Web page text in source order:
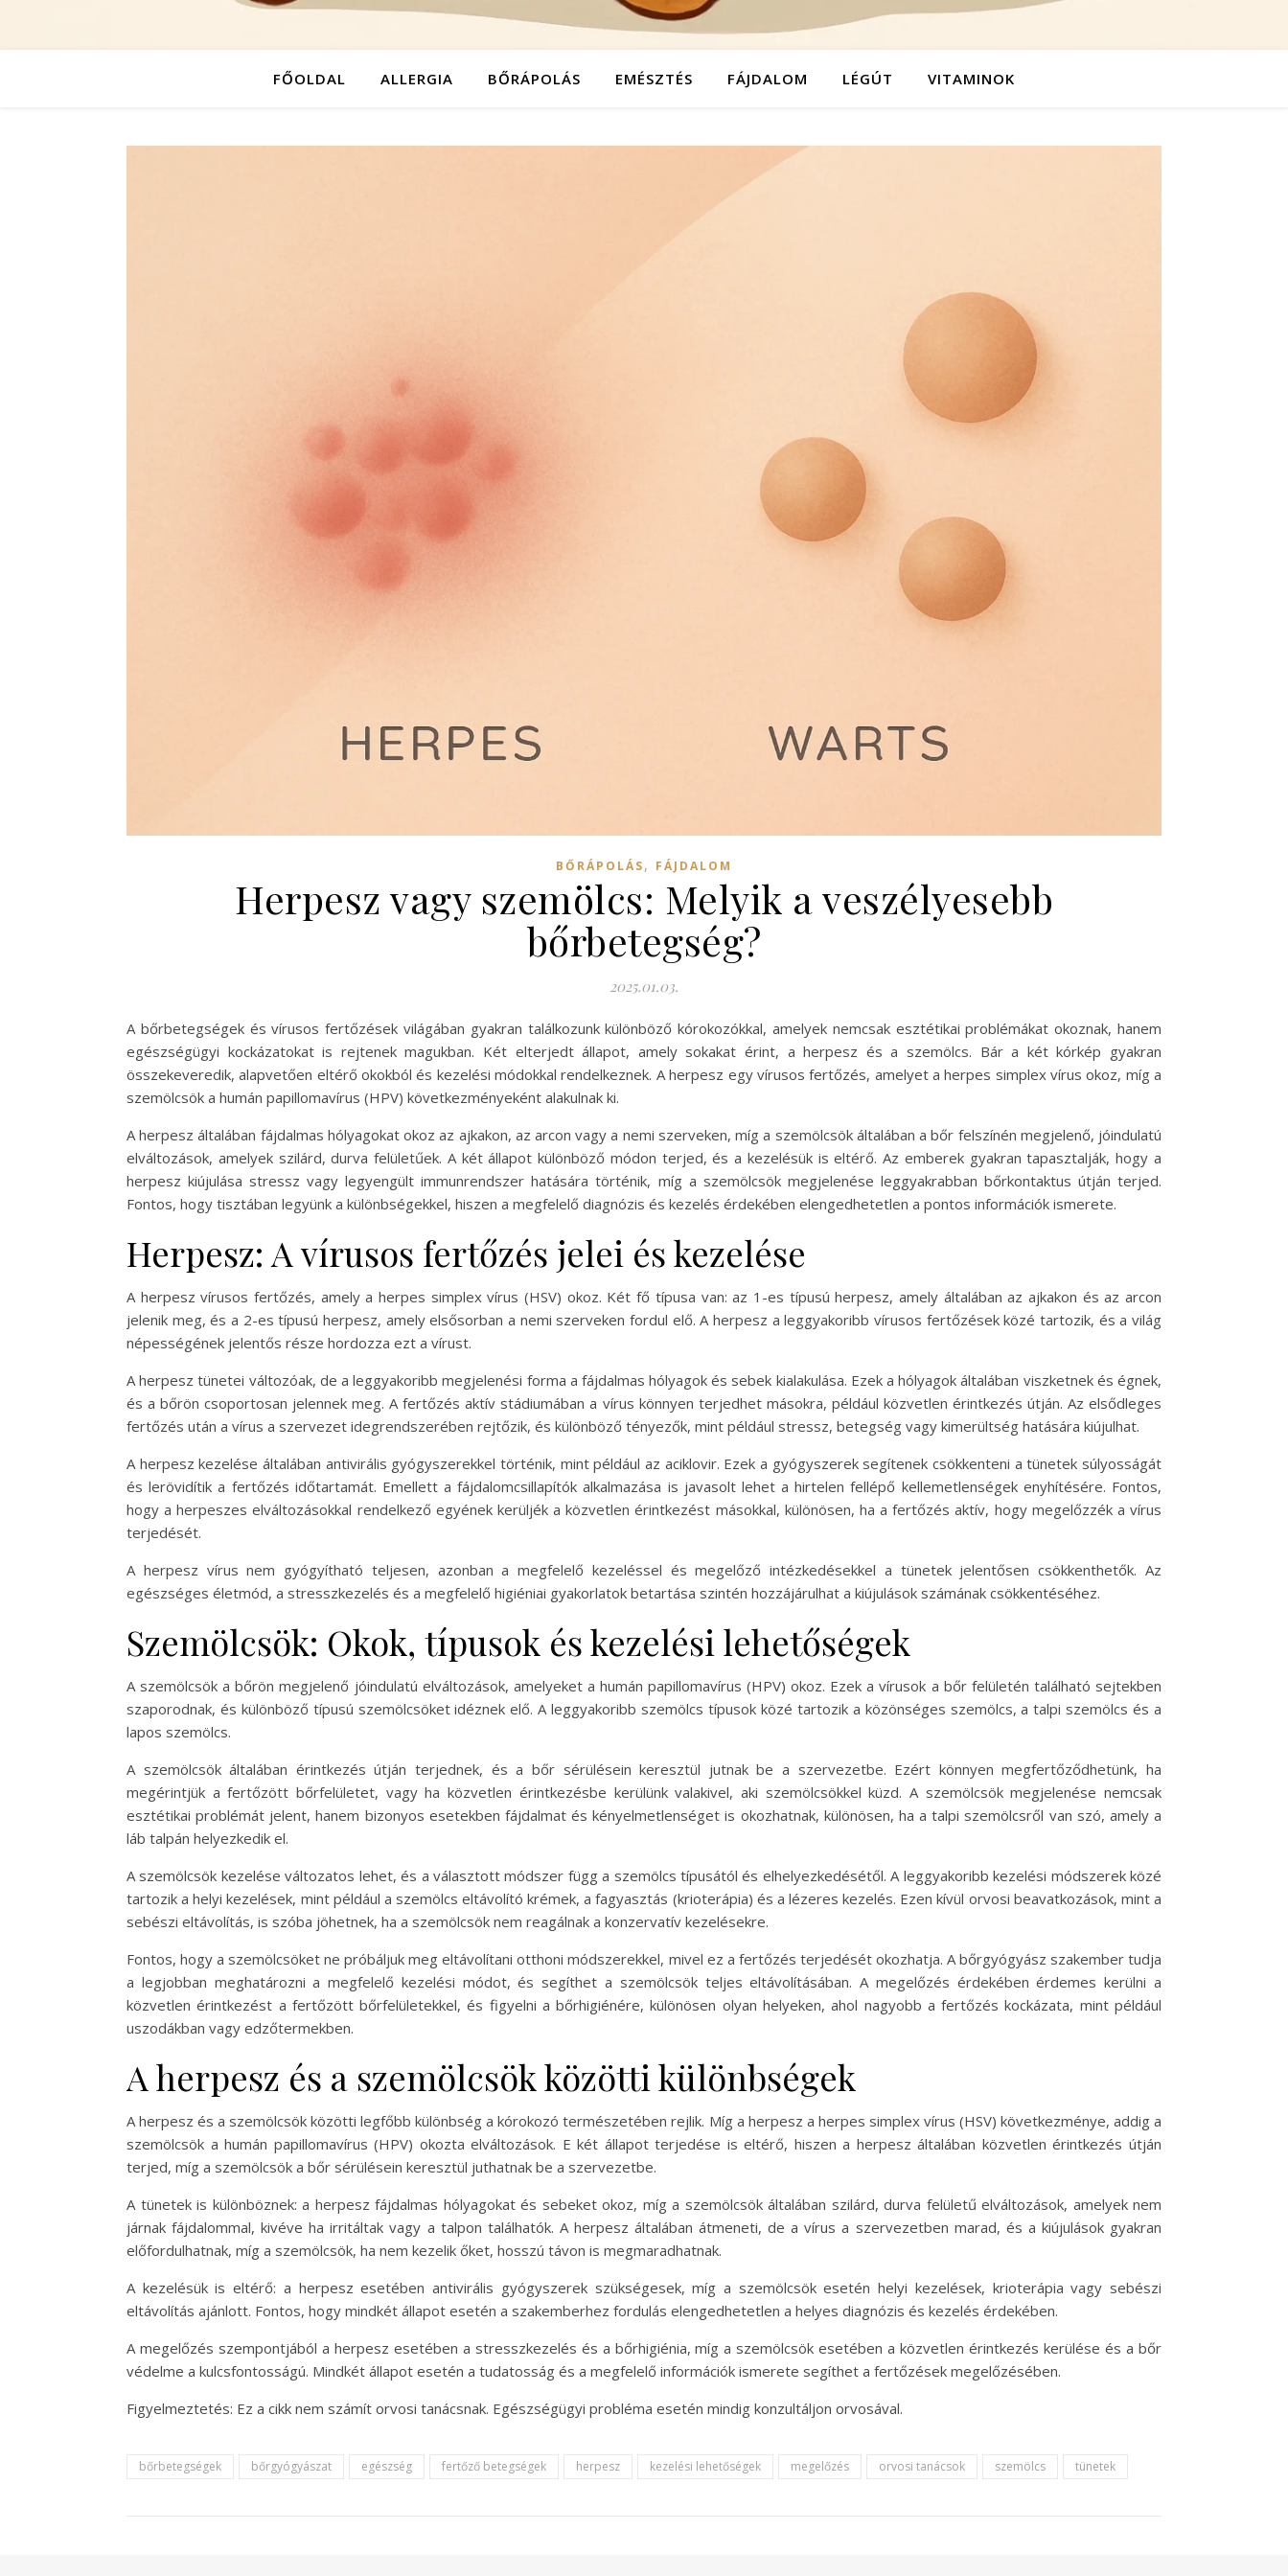
FŐOLDAL ALLERGIA BŐRÁPOLÁS EMÉSZTÉS FÁJDALOM LÉGÚT VITAMINOK
BŐRÁPOLÁS, FÁJDALOM
Herpesz vagy szemölcs: Melyik a veszélyesebb
bőrbetegség?
2025.01.03.
A bőrbetegségek és vírusos fertőzések világában gyakran találkozunk különböző kórokozókkal, amelyek nemcsak esztétikai problémákat okoznak, hanem
egészségügyi kockázatokat is rejtenek magukban. Két elterjedt állapot, amely sokakat érint, a herpesz és a szemölcs. Bár a két kórkép gyakran
összekeveredik, alapvetően eltérő okokból és kezelési módokkal rendelkeznek. A herpesz egy vírusos fertőzés, amelyet a herpes simplex vírus okoz, míg a
szemölcsök a humán papillomavírus (HPV) következményeként alakulnak ki.
A herpesz általában fájdalmas hólyagokat okoz az ajkakon, az arcon vagy a nemi szerveken, míg a szemölcsök általában a bőr felszínén megjelenő, jóindulatú
elváltozások, amelyek szilárd, durva felületűek. A két állapot különböző módon terjed, és a kezelésük is eltérő. Az emberek gyakran tapasztalják, hogy a
herpesz kiújulása stressz vagy legyengült immunrendszer hatására történik, míg a szemölcsök megjelenése leggyakrabban bőrkontaktus útján terjed.
Fontos, hogy tisztában legyünk a különbségekkel, hiszen a megfelelő diagnózis és kezelés érdekében elengedhetetlen a pontos információk ismerete.
Herpesz: A vírusos fertőzés jelei és kezelése
A herpesz vírusos fertőzés, amely a herpes simplex vírus (HSV) okoz. Két fő típusa van: az 1-es típusú herpesz, amely általában az ajkakon és az arcon
jelenik meg, és a 2-es típusú herpesz, amely elsősorban a nemi szerveken fordul elő. A herpesz a leggyakoribb vírusos fertőzések közé tartozik, és a világ
népességének jelentős része hordozza ezt a vírust.
A herpesz tünetei változóak, de a leggyakoribb megjelenési forma a fájdalmas hólyagok és sebek kialakulása. Ezek a hólyagok általában viszketnek és égnek,
és a bőrön csoportosan jelennek meg. A fertőzés aktív stádiumában a vírus könnyen terjedhet másokra, például közvetlen érintkezés útján. Az elsődleges
fertőzés után a vírus a szervezet idegrendszerében rejtőzik, és különböző tényezők, mint például stressz, betegség vagy kimerültség hatására kiújulhat.
A herpesz kezelése általában antivirális gyógyszerekkel történik, mint például az aciklovir. Ezek a gyógyszerek segítenek csökkenteni a tünetek súlyosságát
és lerövidítik a fertőzés időtartamát. Emellett a fájdalomcsillapítók alkalmazása is javasolt lehet a hirtelen fellépő kellemetlenségek enyhítésére. Fontos,
hogy a herpeszes elváltozásokkal rendelkező egyének kerüljék a közvetlen érintkezést másokkal, különösen, ha a fertőzés aktív, hogy megelőzzék a vírus
terjedését.
A herpesz vírus nem gyógyítható teljesen, azonban a megfelelő kezeléssel és megelőző intézkedésekkel a tünetek jelentősen csökkenthetők. Az
egészséges életmód, a stresszkezelés és a megfelelő higiéniai gyakorlatok betartása szintén hozzájárulhat a kiújulások számának csökkentéséhez.
Szemölcsök: Okok, típusok és kezelési lehetőségek
A szemölcsök a bőrön megjelenő jóindulatú elváltozások, amelyeket a humán papillomavírus (HPV) okoz. Ezek a vírusok a bőr felületén található sejtekben
szaporodnak, és különböző típusú szemölcsöket idéznek elő. A leggyakoribb szemölcs típusok közé tartozik a közönséges szemölcs, a talpi szemölcs és a
lapos szemölcs.
A szemölcsök általában érintkezés útján terjednek, és a bőr sérülésein keresztül jutnak be a szervezetbe. Ezért könnyen megfertőződhetünk, ha
megérintjük a fertőzött bőrfelületet, vagy ha közvetlen érintkezésbe kerülünk valakivel, aki szemölcsökkel küzd. A szemölcsök megjelenése nemcsak
esztétikai problémát jelent, hanem bizonyos esetekben fájdalmat és kényelmetlenséget is okozhatnak, különösen, ha a talpi szemölcsről van szó, amely a
láb talpán helyezkedik el.
A szemölcsök kezelése változatos lehet, és a választott módszer függ a szemölcs típusától és elhelyezkedésétől. A leggyakoribb kezelési módszerek közé
tartozik a helyi kezelések, mint például a szemölcs eltávolító krémek, a fagyasztás (krioterápia) és a lézeres kezelés. Ezen kívül orvosi beavatkozások, mint a
sebészi eltávolítás, is szóba jöhetnek, ha a szemölcsök nem reagálnak a konzervatív kezelésekre.
Fontos, hogy a szemölcsöket ne próbáljuk meg eltávolítani otthoni módszerekkel, mivel ez a fertőzés terjedését okozhatja. A bőrgyógyász szakember tudja
a legjobban meghatározni a megfelelő kezelési módot, és segíthet a szemölcsök teljes eltávolításában. A megelőzés érdekében érdemes kerülni a
közvetlen érintkezést a fertőzött bőrfelületekkel, és figyelni a bőrhigiénére, különösen olyan helyeken, ahol nagyobb a fertőzés kockázata, mint például
uszodákban vagy edzőtermekben.
A herpesz és a szemölcsök közötti különbségek
A herpesz és a szemölcsök közötti legfőbb különbség a kórokozó természetében rejlik. Míg a herpesz a herpes simplex vírus (HSV) következménye, addig a
szemölcsök a humán papillomavírus (HPV) okozta elváltozások. E két állapot terjedése is eltérő, hiszen a herpesz általában közvetlen érintkezés útján
terjed, míg a szemölcsök a bőr sérülésein keresztül juthatnak be a szervezetbe.
A tünetek is különböznek: a herpesz fájdalmas hólyagokat és sebeket okoz, míg a szemölcsök általában szilárd, durva felületű elváltozások, amelyek nem
járnak fájdalommal, kivéve ha irritáltak vagy a talpon találhatók. A herpesz általában átmeneti, de a vírus a szervezetben marad, és a kiújulások gyakran
előfordulhatnak, míg a szemölcsök, ha nem kezelik őket, hosszú távon is megmaradhatnak.
A kezelésük is eltérő: a herpesz esetében antivirális gyógyszerek szükségesek, míg a szemölcsök esetén helyi kezelések, krioterápia vagy sebészi
eltávolítás ajánlott. Fontos, hogy mindkét állapot esetén a szakemberhez fordulás elengedhetetlen a helyes diagnózis és kezelés érdekében.
A megelőzés szempontjából a herpesz esetében a stresszkezelés és a bőrhigiénia, míg a szemölcsök esetében a közvetlen érintkezés kerülése és a bőr
védelme a kulcsfontosságú. Mindkét állapot esetén a tudatosság és a megfelelő információk ismerete segíthet a fertőzések megelőzésében.
Figyelmeztetés: Ez a cikk nem számít orvosi tanácsnak. Egészségügyi probléma esetén mindig konzultáljon orvosával.
bőrbetegségek bőrgyógyászat egészség fertőző betegségek herpesz kezelési lehetőségek megelőzés orvosi tanácsok szemölcs tünetek